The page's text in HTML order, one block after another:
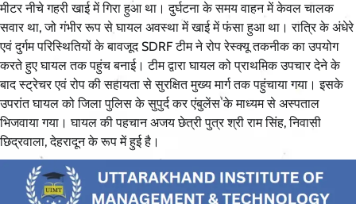
मीटर नीचे गहरी खाई में गिरा हुआ था। दुर्घटना के समय वाहन में केवल चालक
सवार था, जो गंभीर रूप से घायल अवस्था में खाई में फंसा हुआ था। रात्रि के अंधेरे
एवं दुर्गम परिस्थितियों के बावजूद SDRF टीम ने रोप रेस्क्यू तकनीक का उपयोग
करते हुए घायल तक पहुंच बनाई। टीम द्वारा घायल को प्राथमिक उपचार देने के
बाद स्ट्रेचर एवं रोप की सहायता से सुरक्षित मुख्य मार्ग तक पहुंचाया गया। इसके
उपरांत घायल को जिला पुलिस के सुपुर्द कर एंबुलेंस के माध्यम से अस्पताल
भिजवाया गया। घायल की पहचान अजय छेत्री पुत्र श्री राम सिंह, निवासी
छिद्रवाला, देहरादून के रूप में हुई है।